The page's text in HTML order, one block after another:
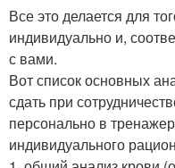
Все это делается для
индивидуально и,
с вами.
Вот список основных
сдать при
персонально в
индивидуального